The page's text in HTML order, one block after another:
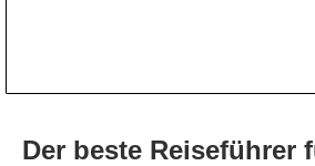
Der beste Reiseführer